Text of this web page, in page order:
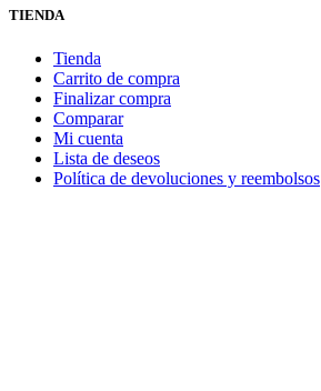
TIENDA
Tienda
Carrito de compra
Finalizar compra
Comparar
Mi cuenta
Lista de deseos
Política de devoluciones y reembolsos